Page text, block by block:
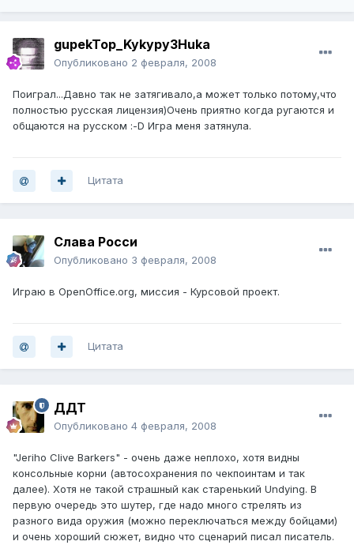
gupekTop_Kykypy3Huka
Опубликовано 2 февраля, 2008
Поиграл...Давно так не затягивало,а может только потому,что
полностью русская лицензия)Очень приятно когда ругаются и
общаются на русском :-D Игра меня затянула.
Цитата
Слава Росси
Опубликовано 3 февраля, 2008
Играю в OpenOffice.org, миссия - Курсовой проект.
Цитата
ДДТ
Опубликовано 4 февраля, 2008
"Jeriho Clive Barkers" - очень даже неплохо, хотя видны
консольные корни (автосохранения по чекпоинтам и так
далее). Хотя не такой страшный как старенький Undying. В
первую очередь это шутер, где надо много стрелять из
разного вида оружия (можно переключаться между бойцами)
и очень хороший сюжет, видно что сценарий писал писатель.